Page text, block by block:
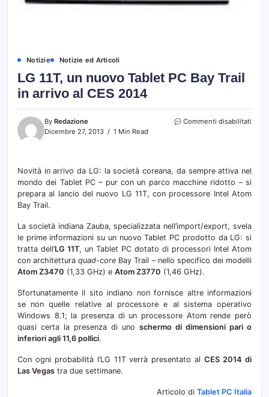
Notizie Notizie ed Articoli
LG 11T, un nuovo Tablet PC Bay Trail
in arrivo al CES 2014
By Redazione
Dicembre 27, 2013
1 Min Read
Commenti disabilitati
PC
Bay
2014
Novità in arrivo da LG: la società coreana, da sempre attiva nel
mondo dei Tablet PC – pur con un parco macchine ridotto – si
prepara al lancio del nuovo LG 11T, con processore Intel Atom
Bay Trail.
La società indiana Zauba, specializzata nell’import/export, svela
le prime informazioni su un nuovo Tablet PC prodotto da LG: si
tratta dell’LG 11T, un Tablet PC dotato di processori Intel Atom
con architetturaquad-core Bay Trail – nello specifico dei modelli
Atom Z3470 (1,33 GHz) e Atom Z3770 (1,46 GHz).
Sfortunatamente il sito indiano non fornisce altre informazioni
se non quelle relative al processore e al sistema operativo
Windows 8.1; la presenza di un processore Atom rende però
quasi certa la presenza di uno schermo di dimensioni pari o
inferiori agli 11,6 pollici.
Con ogni probabilità l’LG 11T verrà presentato alCES 2014 di
Las Vegas tra due settimane.
Articolo di Tablet PC Italia